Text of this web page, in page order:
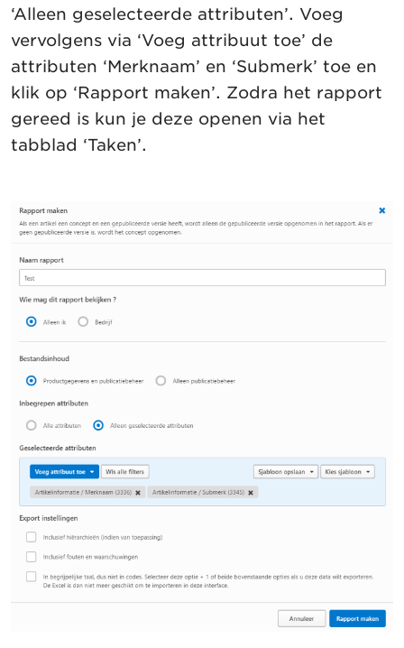
‘Alleen geselecteerde attributen’. Voeg
vervolgens via ‘Voeg attribuut toe’ de
attributen ‘Merknaam’ en ‘Submerk’ toe en
klik op ‘Rapport maken’. Zodra het rapport
gereed is kun je deze openen via het
tabblad ‘Taken’.